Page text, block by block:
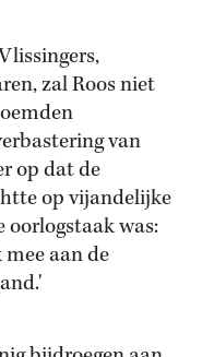
zal Roos niet
van
op dat de
op vijandelijke
oorlogstaak was:
aan de